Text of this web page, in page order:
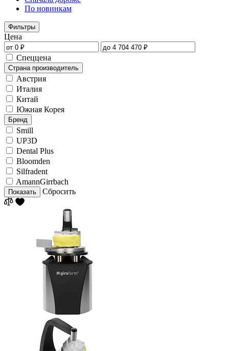
По новинкам
Фильтры
Цена
Спеццена
Страна производитель
Австрия
Италия
Китай
Южная Корея
Бренд
Smill
UP3D
Dental Plus
Bloomden
Silfradent
AmannGirrbach
Показать Сбросить